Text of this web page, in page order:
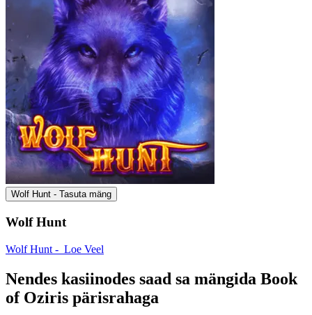
Wolf Hunt - Tasuta mäng
Wolf Hunt
Wolf Hunt - Loe Veel
Nendes kasiinodes saad sa mängida Book
of Oziris pärisrahaga